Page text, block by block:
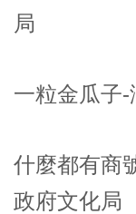
局
一粒金瓜子
什麼都有商
政府文化局